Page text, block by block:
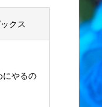
ックス
にやるの